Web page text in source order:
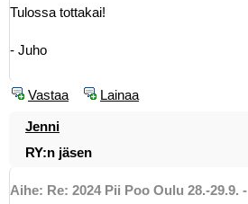
Tulossa tottakai!
- Juho
Vastaa Lainaa
Jenni
RY:n jäsen
Aihe: Re: 2024 Pii Poo Oulu 28.-29.9. -